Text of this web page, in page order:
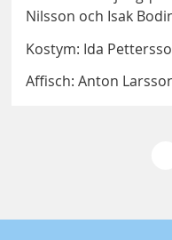
Nilsson och Isak
Kostym: Ida
Affisch: Anton